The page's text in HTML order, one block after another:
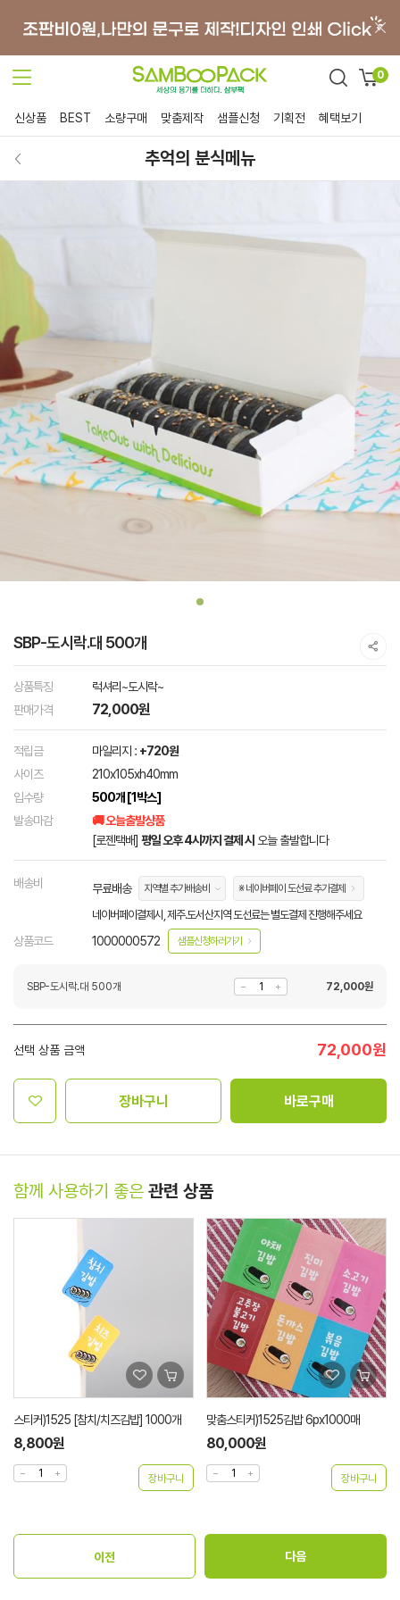
0
신상품 BEST 소량구매 맞춤제작 샘플신청 기획전 혜택보기
추억의 분식메뉴
SBP-도시락.대 500개
상품특징
럭셔리~도시락~
판매가격
72,000원
적립금 마일리지 : +720원
사이즈
210x105xh40mm
입수량
500개 [1박스]
발송마감
🚚 오늘출발상품
[로젠택배] 평일 오후 4시까지 결제 시 오늘 출발합니다
배송비 무료배송 지역별 추가배송비 ※ 네이버페이 도선료 추가결제
네이버페이결제시, 제주.도서산지역 도선료는 별도결제 진행해주세요
상품코드 1000000572 샘플신청하러가기
SBP-도시락.대 500개 72,000원
선택 상품 금액 72,000원
장바구니 바로구매
함께 사용하기 좋은 관련 상품
스티커)1525 [참치/치즈김밥] 1000개
8,800원
맞춤스티커)1525김밥 6px1000매
80,000원